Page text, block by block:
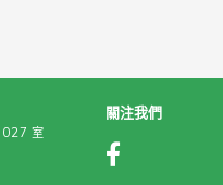
室
關注我們